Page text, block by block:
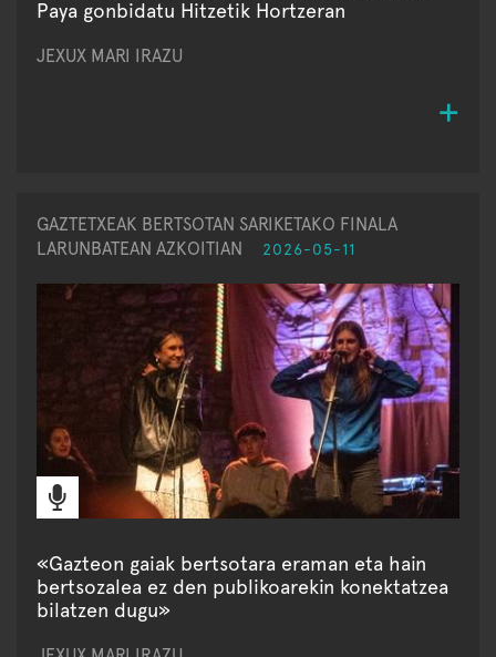
Paya gonbidatu Hitzetik Hortzeran
JEXUX MARI IRAZU
GAZTETXEAK BERTSOTAN SARIKETAKO FINALA
LARUNBATEAN AZKOITIAN
2026-05-11
«Gazteon gaiak bertsotara eraman eta hain
bertsozalea ez den publikoarekin konektatzea
bilatzen dugu»